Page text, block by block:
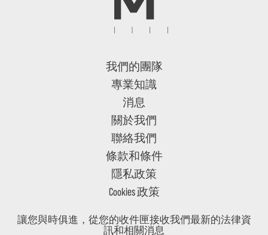
我們的團隊
專業知識
消息
關於我們
聯絡我們
條款和條件
隱私政策
Cookies 政策
讓您與時俱進，從您的收件匣接收我們最新的法律資
訊和相關消息